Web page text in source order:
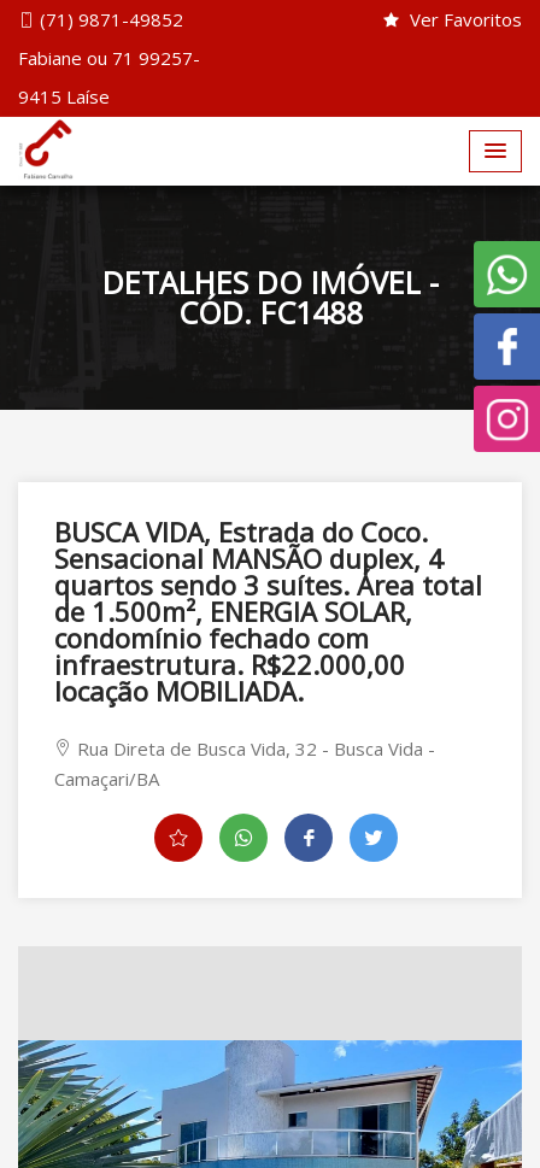
(71) 9871-49852
Fabiane ou 71 99257-
9415 Laíse
Ver Favoritos
DETALHES DO IMÓVEL -
CÓD. FC1488
BUSCA VIDA, Estrada do Coco.
Sensacional MANSÃO duplex, 4
quartos sendo 3 suítes. Área total
de 1.500m², ENERGIA SOLAR,
condomínio fechado com
infraestrutura. R$22.000,00
locação MOBILIADA.
Rua Direta de Busca Vida, 32 - Busca Vida -
Camaçari/BA